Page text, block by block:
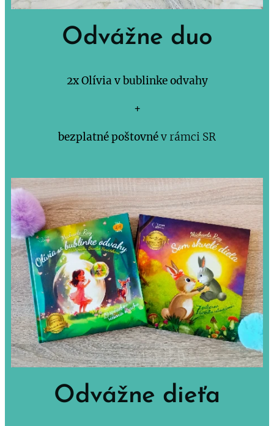
Odvážne duo
2x Olívia v bublinke odvahy
+
bezplatné poštovnév rámci SR
Odvážne dieťa